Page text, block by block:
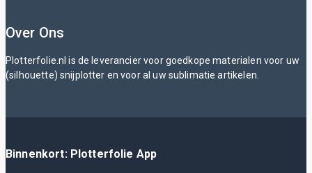
Over Ons
Plotterfolie.nl is de leverancier voor goedkope materialen voor uw
(silhouette) snijplotter en voor al uw sublimatie artikelen.
Binnenkort: Plotterfolie App